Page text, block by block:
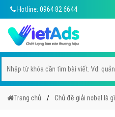
Hotline: 0964 82 6644
Trang chủ Chủ đề giải nobel là gì